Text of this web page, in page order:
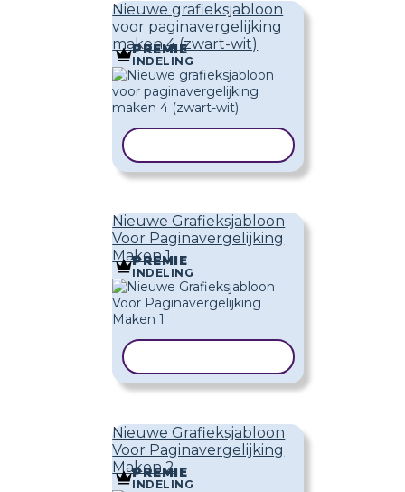
Nieuwe grafieksjabloon
voor paginavergelijking
maken 4 (zwart-wit)
PREMIE
INDELING
Nieuwe Grafieksjabloon
Voor Paginavergelijking
Maken 1
PREMIE
INDELING
Nieuwe Grafieksjabloon
Voor Paginavergelijking
Maken 2
PREMIE
INDELING